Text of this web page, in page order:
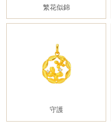
繁花似錦
守護